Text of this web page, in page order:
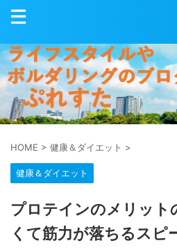
HOME > 健康＆ダイエット >
健康＆ダイエット
プロテインのメリット
くて筋力が落ちるスピ